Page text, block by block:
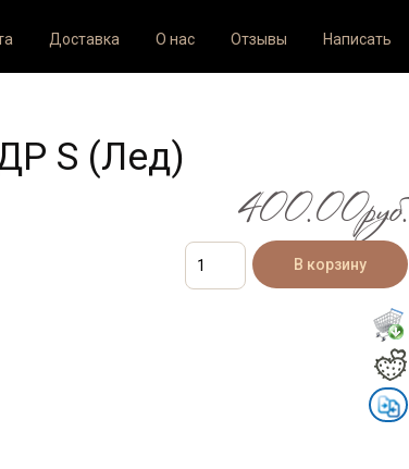
Доставка О нас Отзывы Написать
S (Лед)
400.00руб.